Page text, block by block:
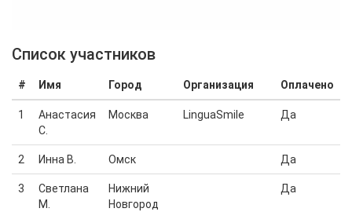
Cписок участников
# Имя Город Организация Оплачено
1
Анастасия
С.
Москва LinguaSmile Да
2 Инна В. Омск Да
3
Светлана
М.
Нижний
Новгород
Да